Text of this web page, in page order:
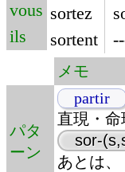
vous
ils
sortez
sortent
メモ
パタ
ーン
partir
直現・
sor-
あとは、